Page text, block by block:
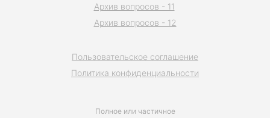
Полное или частичное
Пользовательское соглашение
Политика конфиденциальности
Архив вопросов - 11
Архив вопросов - 12